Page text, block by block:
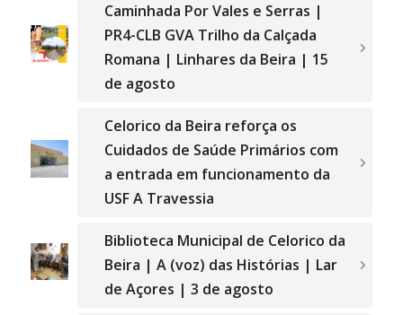
Caminhada Por Vales e Serras |
PR4-CLB GVA Trilho da Calçada
Romana | Linhares da Beira | 15
de agosto
Celorico da Beira reforça os
Cuidados de Saúde Primários com
a entrada em funcionamento da
USF A Travessia
Biblioteca Municipal de Celorico da
Beira | A (voz) das Histórias | Lar
de Açores | 3 de agosto